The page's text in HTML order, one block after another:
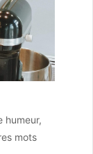
humeur,
mots